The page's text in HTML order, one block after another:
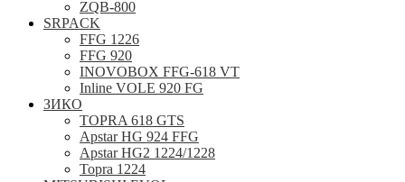
ZQB-800
SRPACK
FFG 1226
FFG 920
INOVOBOX FFG-618 VT
Inline VOLE 920 FG
ЗИКО
TOPRA 618 GTS
Apstar HG 924 FFG
Apstar HG2 1224/1228
Topra 1224